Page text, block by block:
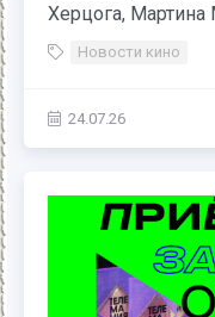
Херцога,
Новости кино
24.07.26